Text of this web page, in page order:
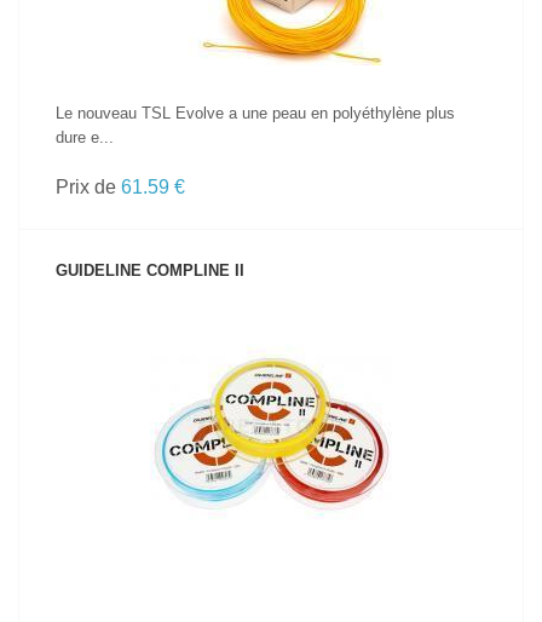
Le nouveau TSL Evolve a une peau en polyéthylène plus
dure e...
Prix de 61.59 €
GUIDELINE COMPLINE II
VOIR LE PRODUIT